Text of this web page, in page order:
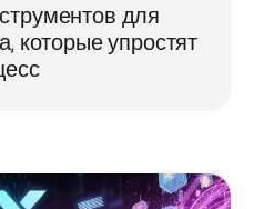
для
которые упростят